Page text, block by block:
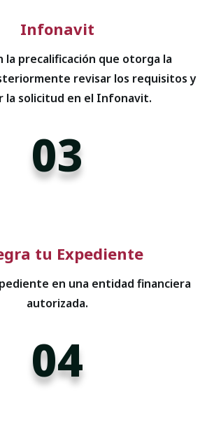
Infonavit
la precalificación que otorga la
revisar los requisitos y
la solicitud en el Infonavit.
03
tu Expediente
en una entidad financiera
autorizada.
04